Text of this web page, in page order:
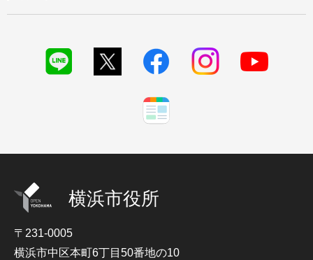
横浜市役所
〒231-0005
横浜市中区本町6丁目50番地の10